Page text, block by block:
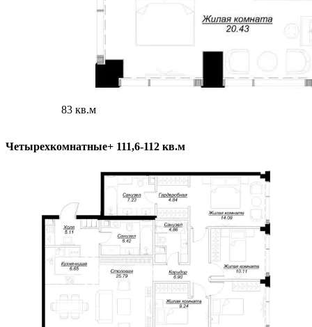
83 кв.м
Четырехкомнатные+ 111,6-112 кв.м